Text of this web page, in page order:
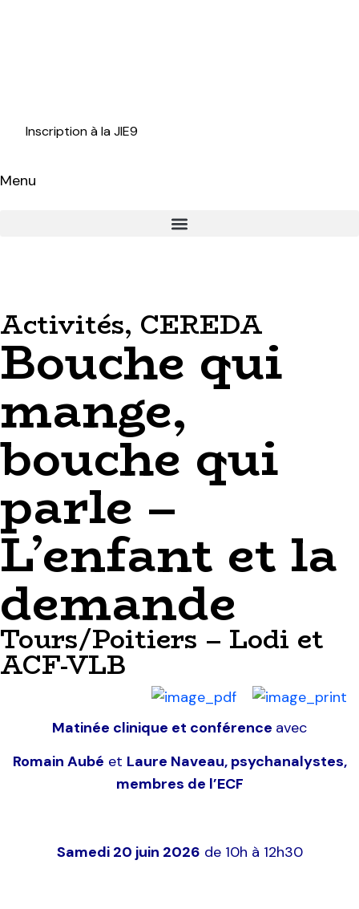
Inscription à la JIE9
Menu
Activités, CEREDA
Bouche qui
mange,
bouche qui
parle –
L’enfant et la
demande
Tours/Poitiers – Lodi et
ACF-VLB
Matinée clinique et conférence avec
Romain Aubé et Laure Naveau, psychanalystes,
membres de l’ECF
Samedi 20 juin 2026 de 10h à 12h30